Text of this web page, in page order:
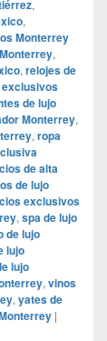
,
,
Monterrey
,
, relojes de
de lujo
Monterrey,
, ropa
de alta
de lujo
exclusivos
, spa de lujo
de lujo
lujo
lujo
, vinos
, yates de
|